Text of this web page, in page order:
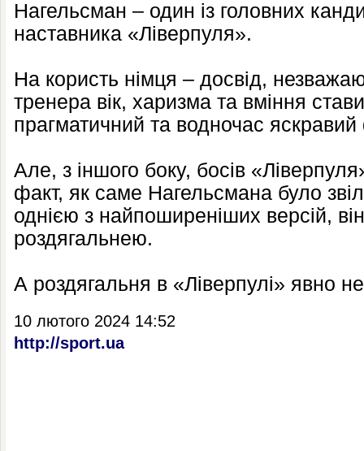
Нагельсман – один із головних
наставника «Ліверпуля».
На користь німця – досвід,
тренера вік, харизма та вміння
прагматичний та водночас
Але, з іншого боку, босів
факт, як саме Нагельсмана було
однією з найпоширеніших версій,
роздягальнею.
А роздягальня в «Ліверпулі» явно
10 лютого 2024 14:52
http://sport.ua